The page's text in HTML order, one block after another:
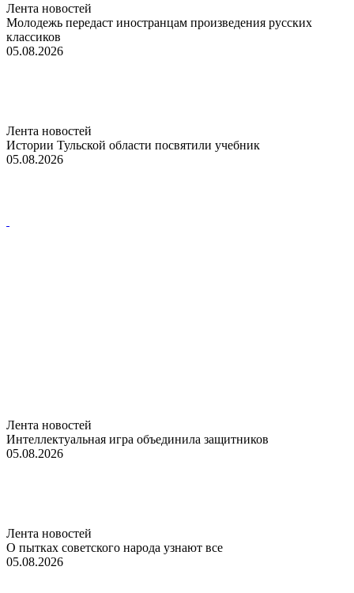
Лента новостей
Молодежь передаст иностранцам произведения русских
классиков
05.08.2026
Лента новостей
Истории Тульской области посвятили учебник
05.08.2026
Лента новостей
Интеллектуальная игра объединила защитников
05.08.2026
Лента новостей
О пытках советского народа узнают все
05.08.2026